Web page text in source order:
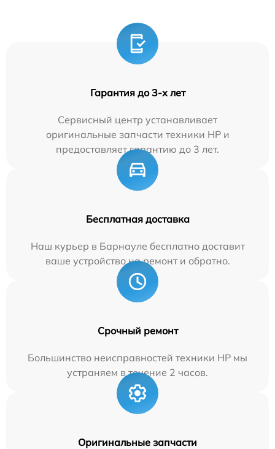
Гарантия до 3-х лет
Сервисный центр устанавливает
оригинальные запчасти техники HP и
предоставляет гарантию до 3 лет.
Бесплатная доставка
Наш курьер в Барнауле бесплатно доставит
ваше устройство на ремонт и обратно.
Срочный ремонт
Большинство неисправностей техники HP мы
устраняем в течение 2 часов.
Оригинальные запчасти